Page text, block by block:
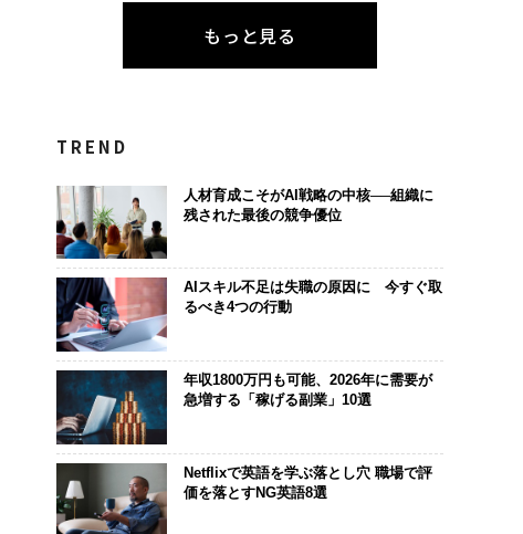
もっと見る
TREND
人材育成こそがAI戦略の中核──組織に
残された最後の競争優位
AIスキル不足は失職の原因に 今すぐ取
るべき4つの行動
年収1800万円も可能、2026年に需要が
急増する「稼げる副業」10選
Netflixで英語を学ぶ落とし穴 職場で評
価を落とすNG英語8選